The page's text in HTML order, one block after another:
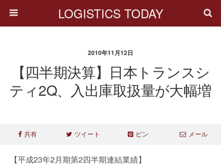
LOGISTICS TODAY
2010年11月12日
【四半期決算】日本トランスシ
ティ2Q、入出庫取扱量が大幅増
共有 ツイート ピン メール
【平成23年2月期第2四半期連結業績】